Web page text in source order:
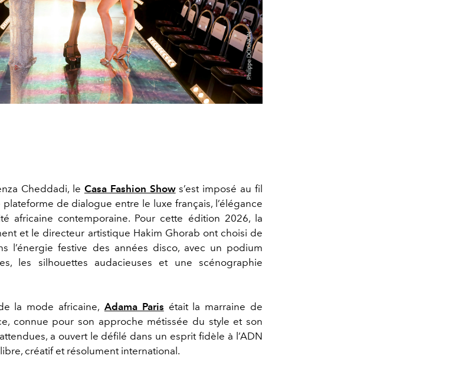
Cheddadi, le Casa Fashion Shows’est imposé au fil
de dialogue entre le luxe français, l’élégance
africaine contemporaine. Pour cette édition 2026, la
et le directeur artistique Hakim Ghorab ont choisi de
l’énergie festive des années disco, avec un podium
les silhouettes audacieuses et une scénographie
la mode africaine, Adama Paris était la marraine de
connue pour son approche métissée du style et son
a ouvert le défilé dans un esprit fidèle à l’ADN
créatif et résolument international.